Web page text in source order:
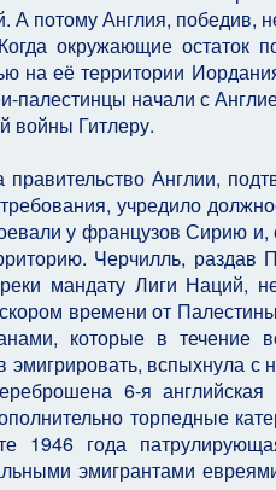
А потому Англия, победив,
окружающие остаток
на её территории
палестинцы начали с
войны Гитлеру.
правительство Англии,
учредило
у французов Сирию
Черчилль, раздав
мандату Лиги Наций,
времени от
которые в течение
эмигрировать, вспыхнула
6-я
торпедные
1946 года
эмигрантами